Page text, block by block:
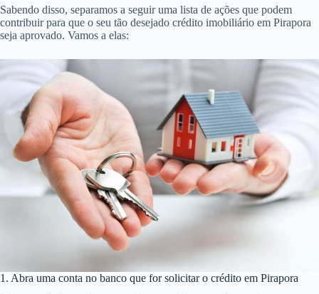
Sabendo disso, separamos a seguir uma lista de ações que podem
contribuir para que o seu tão desejado crédito imobiliário em Pirapora
seja aprovado. Vamos a elas:
1. Abra uma conta no banco que for solicitar o crédito em Pirapora